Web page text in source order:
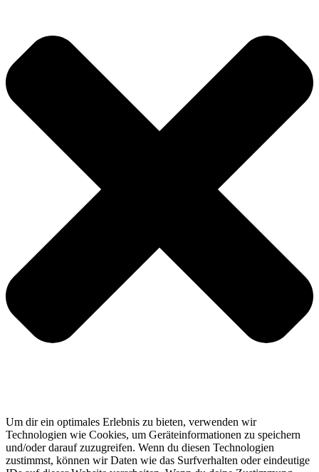
Um dir ein optimales Erlebnis zu bieten, verwenden wir
Technologien wie Cookies, um Geräteinformationen zu speichern
und/oder darauf zuzugreifen. Wenn du diesen Technologien
zustimmst, können wir Daten wie das Surfverhalten oder eindeutige